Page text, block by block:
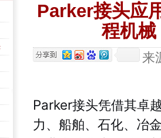
Parker接头应
程机
来
Parker接头凭借其卓
力、船舶、石化、冶